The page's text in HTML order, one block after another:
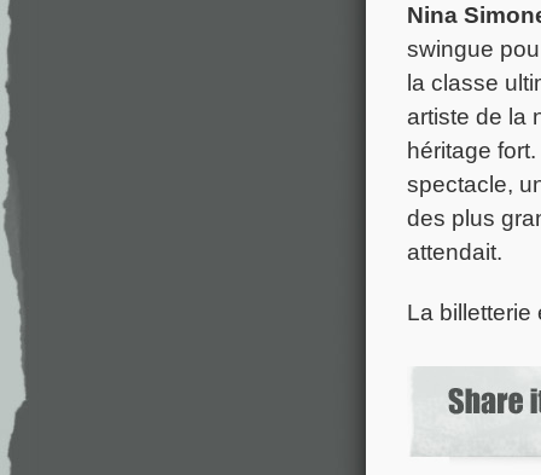
Nina
swingue
la classe
artiste de la
héritage
spectacle,
des plus
attendait.
La